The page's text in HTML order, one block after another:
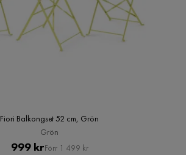
Fiori Balkongset 52 cm, Grön
Grön
Pris
999 kr Original
Förr 1 499 kr